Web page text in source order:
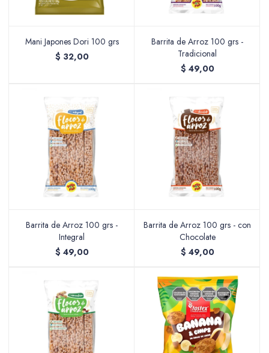
Mani Japones Dori 100 grs
$ 32,00
Barrita de Arroz 100 grs -
Tradicional
$ 49,00
Barrita de Arroz 100 grs -
Integral
$ 49,00
Barrita de Arroz 100 grs - con
Chocolate
$ 49,00